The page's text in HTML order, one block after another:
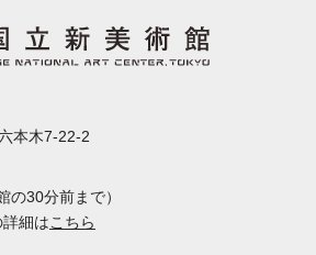
本木7-22-2
の30分前まで）
細はこちら